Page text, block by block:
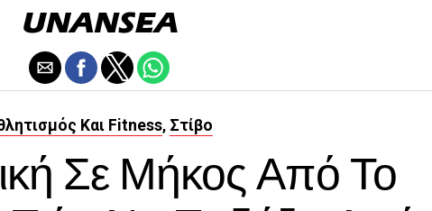
Και Fitness, Στίβο
Σε Μήκος Από Το